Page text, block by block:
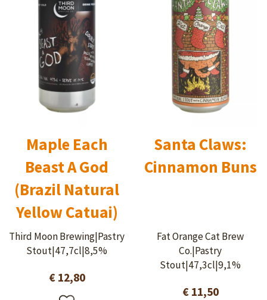
Maple Each
Beast A God
(Brazil Natural
Yellow Catuai)
Third Moon Brewing|Pastry
Stout|47,7cl|8,5%
€ 12,80
Santa Claws:
Cinnamon Buns
Fat Orange Cat Brew
Co.|Pastry
Stout|47,3cl|9,1%
€ 11,50